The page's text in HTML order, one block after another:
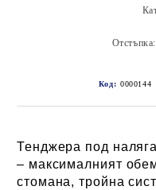
Отстъпка:
Код: 0000144
Тенджера под
– максималният
стомана, тройна